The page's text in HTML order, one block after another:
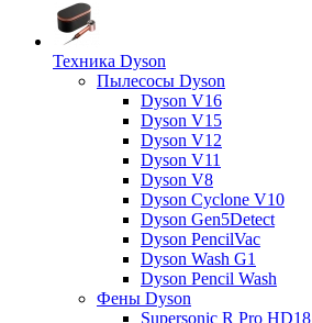
Техника Dyson
Пылесосы Dyson
Dyson V16
Dyson V15
Dyson V12
Dyson V11
Dyson V8
Dyson Cyclone V10
Dyson Gen5Detect
Dyson PencilVac
Dyson Wash G1
Dyson Pencil Wash
Фены Dyson
Supersonic R Pro HD18